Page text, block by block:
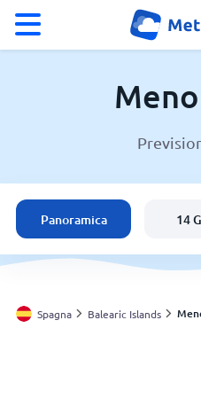
Spagna
Italia
Svizzera
Panoramica 14
Spagna Balearic Islands